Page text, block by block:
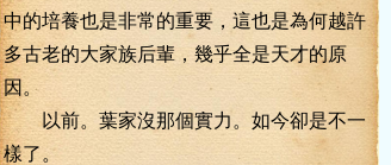
中的培養也是非常的重要，這也是為何越許
多古老的大家族后輩，幾乎全是天才的原
因。
以前。葉家沒那個實力。如今卻是不一
樣了。